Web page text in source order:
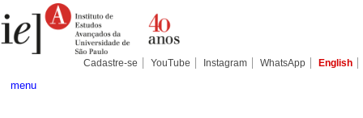
para
conteúdo.
Pessoais
Cadastre-se YouTube Instagram WhatsApp English
menu